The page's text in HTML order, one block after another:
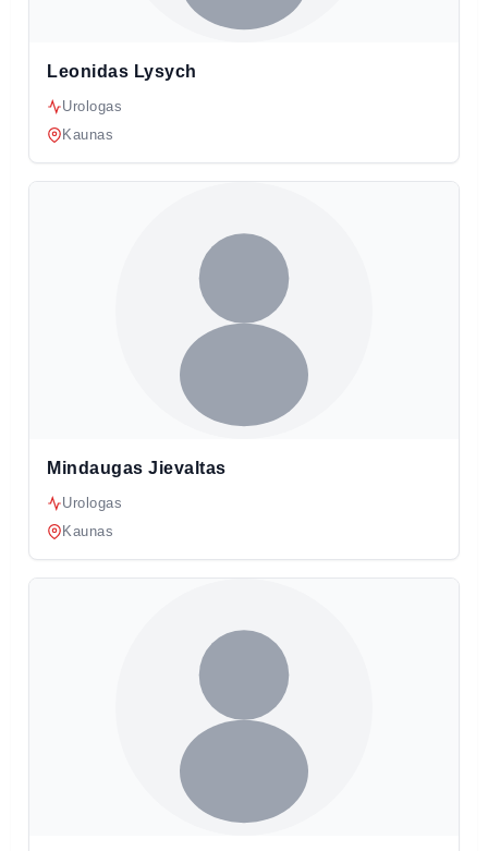
Leonidas Lysych
Urologas
Kaunas
Mindaugas Jievaltas
Urologas
Kaunas